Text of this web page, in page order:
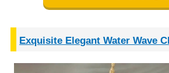
Exquisite Elegant Water Wave